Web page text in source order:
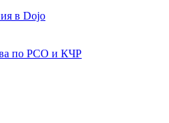
в Dojo
по РСО и КЧР